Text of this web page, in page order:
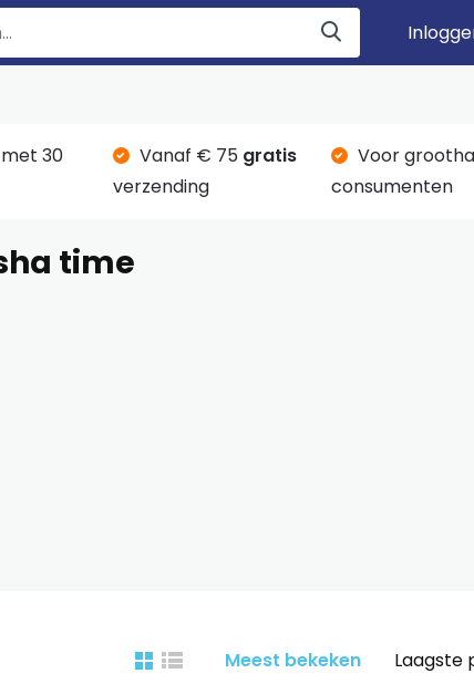
30
Vanaf € 75 gratis
verzending
Voor
consumenten
time
Meest bekeken Laagste